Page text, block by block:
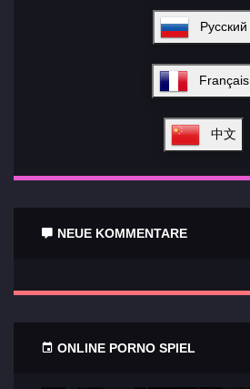
Русский
Français
中文
NEUE KOMMENTARE
ONLINE PORNO SPIEL